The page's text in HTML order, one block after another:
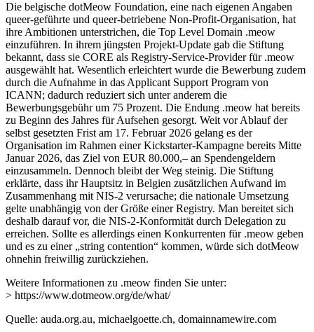
Die belgische dotMeow Foundation, eine nach eigenen Angaben
queer-geführte und queer-betriebene Non-Profit-Organisation, hat
ihre Ambitionen unterstrichen, die Top Level Domain .meow
einzuführen. In ihrem jüngsten Projekt-Update gab die Stiftung
bekannt, dass sie CORE als Registry-Service-Provider für .meow
ausgewählt hat. Wesentlich erleichtert wurde die Bewerbung zudem
durch die Aufnahme in das Applicant Support Program von
ICANN; dadurch reduziert sich unter anderem die
Bewerbungsgebühr um 75 Prozent. Die Endung .meow hat bereits
zu Beginn des Jahres für Aufsehen gesorgt. Weit vor Ablauf der
selbst gesetzten Frist am 17. Februar 2026 gelang es der
Organisation im Rahmen einer Kickstarter-Kampagne bereits Mitte
Januar 2026, das Ziel von EUR 80.000,– an Spendengeldern
einzusammeln. Dennoch bleibt der Weg steinig. Die Stiftung
erklärte, dass ihr Hauptsitz in Belgien zusätzlichen Aufwand im
Zusammenhang mit NIS-2 verursache; die nationale Umsetzung
gelte unabhängig von der Größe einer Registry. Man bereitet sich
deshalb darauf vor, die NIS-2-Konformität durch Delegation zu
erreichen. Sollte es allerdings einen Konkurrenten für .meow geben
und es zu einer „string contention“ kommen, würde sich dotMeow
ohnehin freiwillig zurückziehen.
Weitere Informationen zu .meow finden Sie unter:
> https://www.dotmeow.org/de/what/
Quelle: auda.org.au, michaelgoette.ch, domainnamewire.com